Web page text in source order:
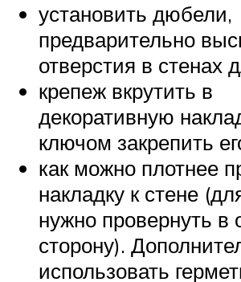
установить дюбели,
предварительно
отверстия в стенах
крепеж вкрутить в
декоративную
ключом закрепить
как можно плотнее
накладку к стене
нужно провернуть в
сторону).
использовать